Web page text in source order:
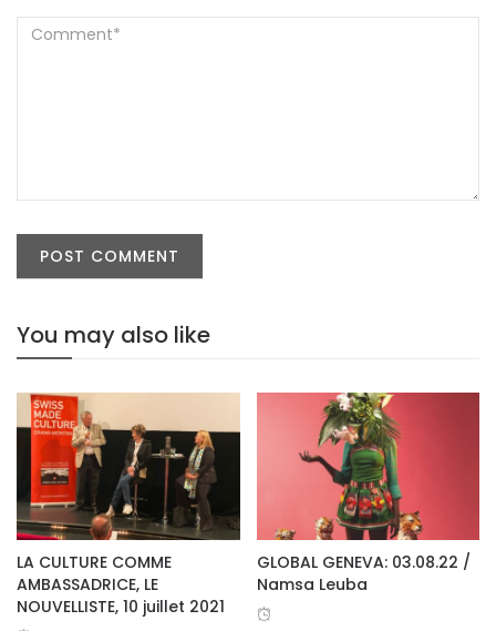
You may also like
LA CULTURE COMME
AMBASSADRICE, LE
NOUVELLISTE, 10 juillet 2021
GLOBAL GENEVA: 03.08.22 /
Namsa Leuba